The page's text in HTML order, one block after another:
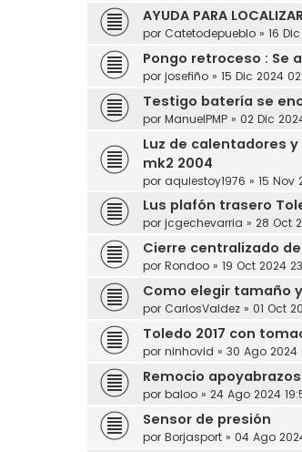
AYUDA PARA
por Catetodepueblo » 16
Pongo retroceso : Se
por josefiño » 15 Dic 2024
Testigo batería se
por ManuelPMP » 02 Dic
Luz de calentadores
mk2 2004
por aquiestoy1976 » 15 Nov
Lus plafón trasero
por jcgechevarria » 28 Oct
Cierre centralizado
por Rondoo » 19 Oct 2024
Como elegir tamaño
por CarlosValdez » 01 Oct
Toledo 2017 con
por ninhovid » 30 Ago 2024
Remocio
por baloo » 24 Ago 2024
Sensor de presión
por Borjasport » 04 Ago